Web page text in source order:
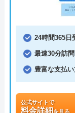
24時間365日
最速30分訪
豊富な支払
公式サイトで
料金詳細を見る